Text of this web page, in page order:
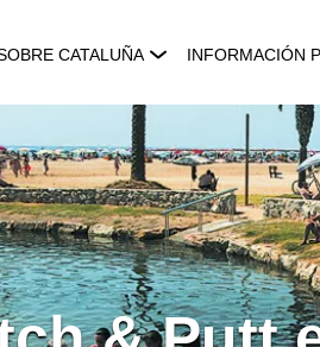
CATALUÑA INFORMACIÓN